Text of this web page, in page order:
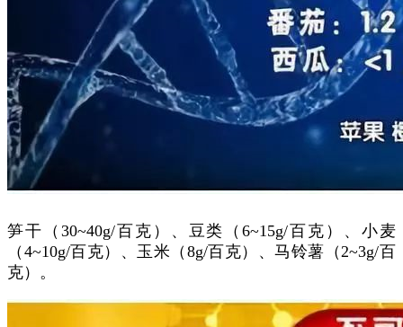
笋干（30~40g/百克）、豆类（6~15g/百克）、小麦
（4~10g/百克）、玉米（8g/百克）、马铃薯（2~3g/百
克）。